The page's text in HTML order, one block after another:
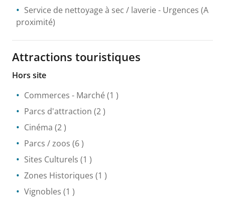
Service de nettoyage à sec / laverie - Urgences (A
proximité)
Attractions touristiques
Hors site
Commerces - Marché (1 )
Parcs d'attraction (2 )
Cinéma (2 )
Parcs / zoos (6 )
Sites Culturels (1 )
Zones Historiques (1 )
Vignobles (1 )